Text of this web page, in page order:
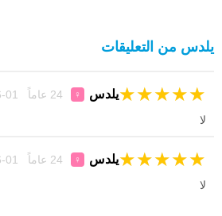
يلدس من التعليقات
يلدس ♀ ★
★
★
★
★
لا
يلدس ♀ ★
★
★
★
★
لا